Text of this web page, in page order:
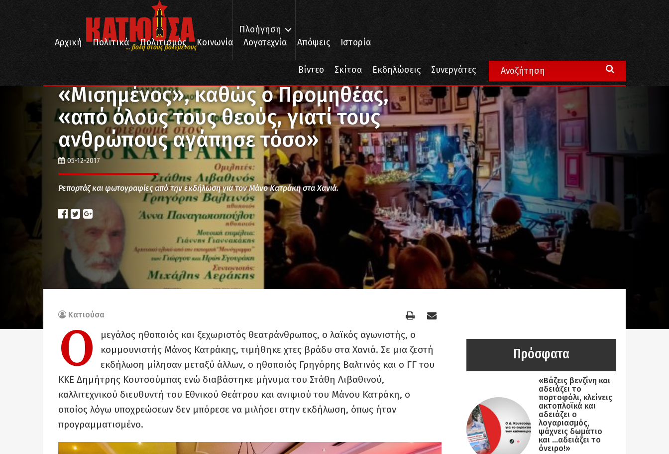
... βολή στους βολεμένους
Πλοήγηση
Αρχική
Πολιτικά Πολιτισμός Κοινωνία Λογοτεχνία Απόψεις Ιστορία
Βίντεο Σκίτσα Εκδηλώσεις Συνεργάτες
Πολιτισμός «Μισημένος», καθώς ο Προμηθέας, «από όλους τους θεούς, γιατί τους ανθρώπους αγάπησε τόσο»
«Μισημένος», καθώς ο Προμηθέας,
«από όλους τους θεούς, γιατί τους
ανθρώπους αγάπησε τόσο»
05-12-2017
Ρεπορτάζ και φωτογραφίες από την εκδήλωση για τον Μάνο Κατράκη στα Χανιά.
Κατιούσα
Ο
μεγάλος ηθοποιός και ξεχωριστός θεατράνθρωπος, ο λαϊκός αγωνιστής, ο
κομμουνιστής Μάνος Κατράκης, τιμήθηκε χτες βράδυ στα Χανιά. Σε μια ζεστή
εκδήλωση μίλησαν μεταξύ άλλων, ο ηθοποιός Γρηγόρης Βαλτινός και ο ΓΓ του
ΚΚΕ Δημήτρης Κουτσούμπας ενώ διαβάστηκε μήνυμα του Στάθη Λιβαθινού,
καλλιτεχνικού διευθυντή του Εθνικού Θεάτρου και ανιψιού του Μάνου Κατράκη, ο
οποίος λόγω υποχρεώσεων δεν μπόρεσε να μιλήσει στην εκδήλωση, όπως ήταν
προγραμματισμένο.
Πρόσφατα
«Βάζεις βενζίνη και
αδειάζει το
πορτοφόλι, κλείνεις
ακτοπλοϊκά και
αδειάζει ο
λογαριασμός,
ψάχνεις δωμάτιο
και …αδειάζει το
όνειρο!»